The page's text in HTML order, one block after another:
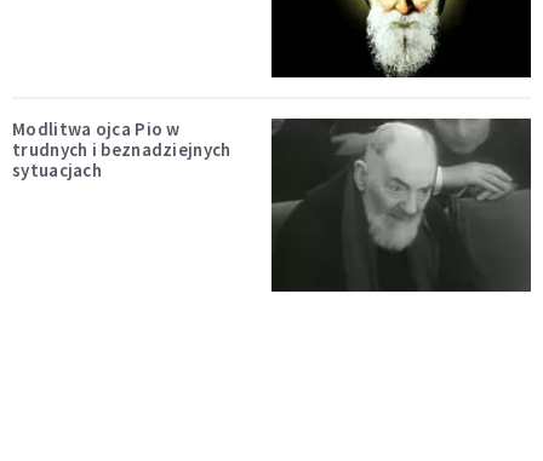
Modlitwa ojca Pio w
trudnych i beznadziejnych
sytuacjach